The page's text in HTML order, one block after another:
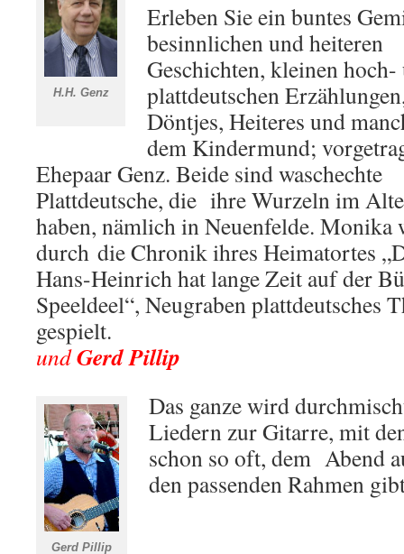
H.H. Genz
Erleben Sie ein buntes
besinnlichen und heiteren
Geschichten, kleinen hoch-
plattdeutschen
Döntjes, Heiteres und
dem Kindermund;
Ehepaar Genz. Beide sind waschechte
Plattdeutsche, die ihre Wurzeln im
haben, nämlich in Neuenfelde. Monika
durch die Chronik ihres Heimatortes
Hans-Heinrich hat lange Zeit auf der
Speeldeel“, Neugraben plattdeutsches
gespielt.
undGerd Pillip
Gerd Pillip
Das ganze wird
Liedern zur Gitarre, mit
schon so oft, dem Abend
den passenden Rahmen